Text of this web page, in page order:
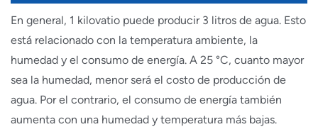
En general, 1 kilovatio puede producir 3 litros de agua. Esto
está relacionado con la temperatura ambiente, la
humedad y el consumo de energía. A 25 °C, cuanto mayor
sea la humedad, menor será el costo de producción de
agua. Por el contrario, el consumo de energía también
aumenta con una humedad y temperatura más bajas.